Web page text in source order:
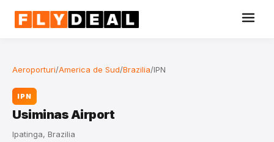
Aeroporturi/America de Sud/Brazilia/IPN
IPN
Usiminas Airport
Ipatinga, Brazilia